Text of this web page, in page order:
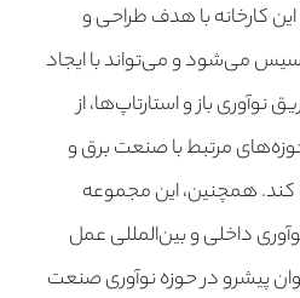
کارخانه با هدف طراحی و
می‌شود و می‌تواند با ایجاد
نوآوری باز و استارتاپ‌ها، از
مرتبط با صنعت برق و
کند. همچنین، این مجموعه
داخلی و بین‌المللی عمل
پیشرو در حوزه نوآوری صنعت